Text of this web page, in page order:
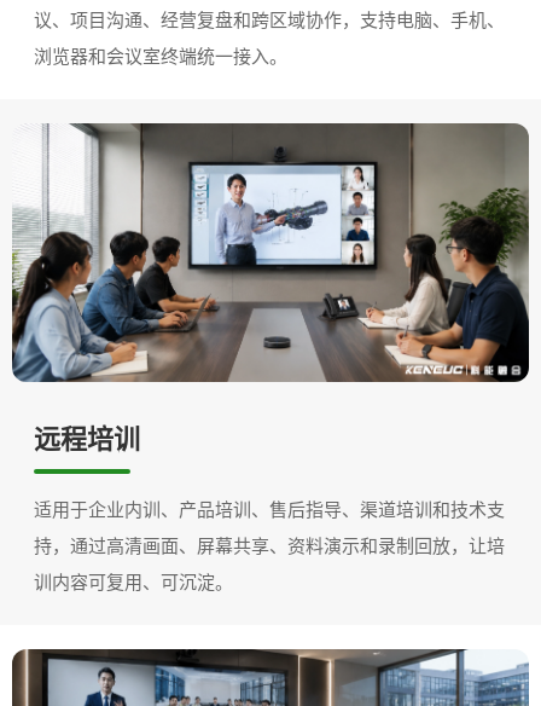
议、项目沟通、经营复盘和跨区域协作，支持电脑、手机、
浏览器和会议室终端统一接入。
远程培训
适用于企业内训、产品培训、售后指导、渠道培训和技术支
持，通过高清画面、屏幕共享、资料演示和录制回放，让培
训内容可复用、可沉淀。